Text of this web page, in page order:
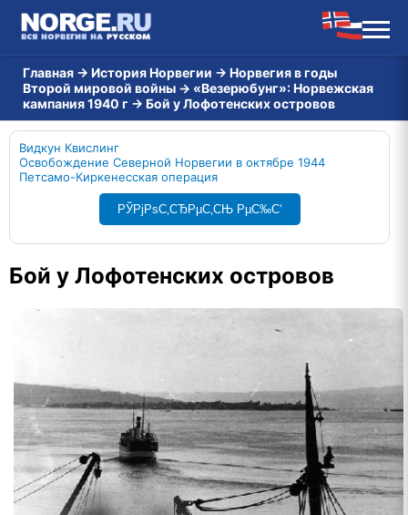
Главная → История Норвегии → Норвегия в годы
Второй мировой войны → «Везерюбунг»: Норвежская
кампания 1940 г → Бой у Лофотенских островов
Видкун Квислинг
Освобождение Северной Норвегии в октябре 1944
Петсамо-Киркенесская операция
РЎРјРѕС‚СЂРµС‚СЊ РµС‰С‘
Бой у Лофотенских островов